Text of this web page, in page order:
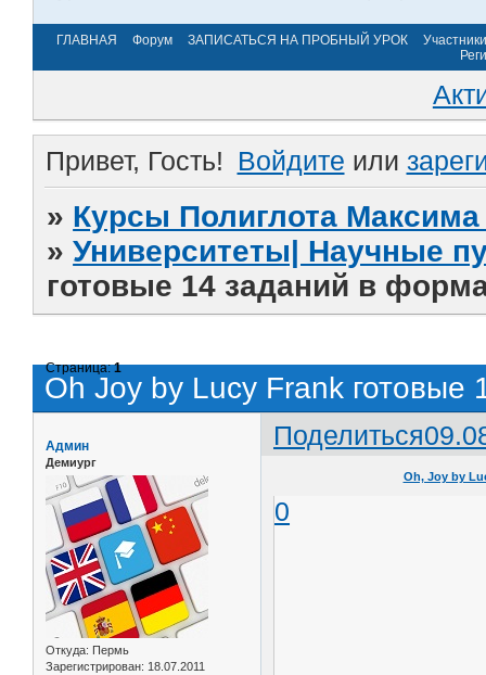
ГЛАВНАЯ Форум ЗАПИСАТЬСЯ НА ПРОБНЫЙ УРОК
Участники
Привет, Гость! Войдите или
» Курсы Полиглота
»Университеты| Научные
готовые 14 заданий в
Oh Joy by Lucy Frank
Страница:1
Поделиться
Админ
Демиург
Откуда: Пермь
Зарегистрирован: 18.07.2011
Oh, Joy by
0